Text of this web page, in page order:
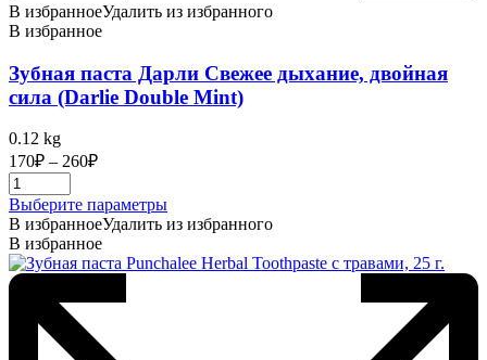
В избранноеУдалить из избранного
В избранное
Зубная паста Дарли Свежее дыхание, двойная
сила (Darlie Double Mint)
0.12 kg
170₽ – 260₽Диапазон
170₽
–
260₽
Выберите параметрыЭтот
товар
несколько
В избранноеУдалить из избранного
В избранное